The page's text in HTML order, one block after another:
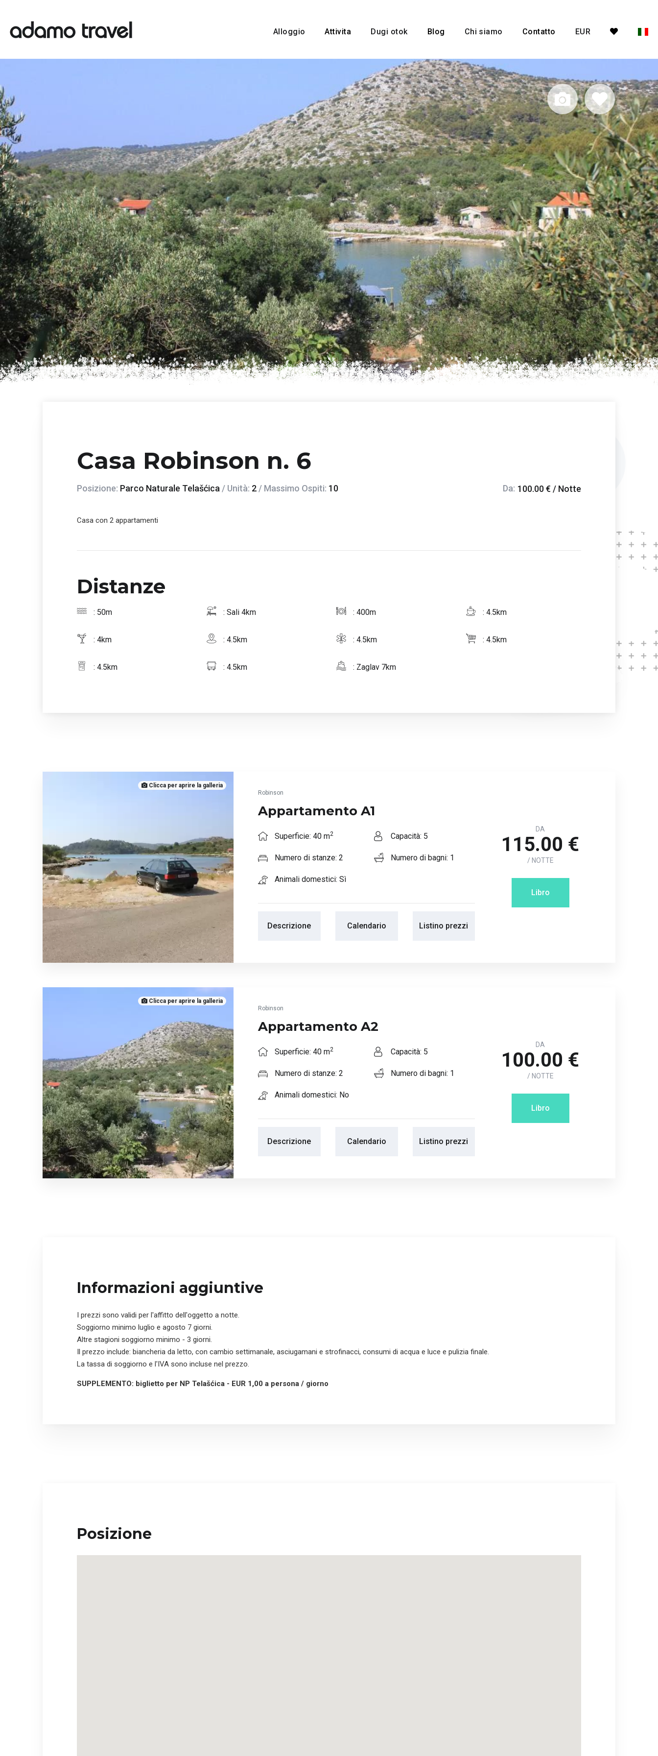
Alloggio Attivita Dugi otok Blog Chi siamo Contatto EUR
Casa Robinson n. 6
Posizione: Parco Naturale Telašćica / Unità: 2 / Massimo Ospiti: 10 Da: 100.00 € / Notte
Casa con 2 appartamenti
Distanze
: 50m : Sali 4km : 400m : 4.5km
: 4km : 4.5km : 4.5km : 4.5km
: 4.5km : 4.5km : Zaglav 7km
Clicca per aprire la galleria
Robinson
Appartamento A1
Superficie: 40 m2 Capacità: 5
Numero di stanze: 2 Numero di bagni: 1
Animali domestici: Sì
Descrizione Calendario Listino prezzi
DA
115.00 €
/ NOTTE
Libro
Clicca per aprire la galleria
Robinson
Appartamento A2
Superficie: 40 m2 Capacità: 5
Numero di stanze: 2 Numero di bagni: 1
Animali domestici: No
Descrizione Calendario Listino prezzi
DA
100.00 €
/ NOTTE
Libro
Informazioni aggiuntive
I prezzi sono validi per l'affitto dell'oggetto a notte.
Soggiorno minimo luglio e agosto 7 giorni.
Altre stagioni soggiorno minimo - 3 giorni.
Il prezzo include: biancheria da letto, con cambio settimanale, asciugamani e strofinacci, consumi di acqua e luce e pulizia finale.
La tassa di soggiorno e l'IVA sono incluse nel prezzo.
SUPPLEMENTO: biglietto per NP Telašćica - EUR 1,00 a persona / giorno
Posizione